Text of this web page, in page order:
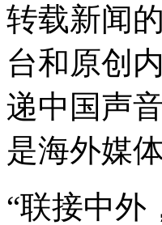
转载新闻
台和原创
递中国声
是海外媒
“联接中外